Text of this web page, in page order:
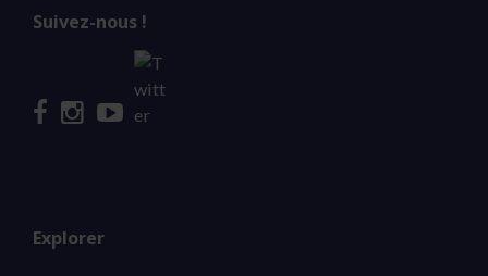
Suivez-nous !
Explorer